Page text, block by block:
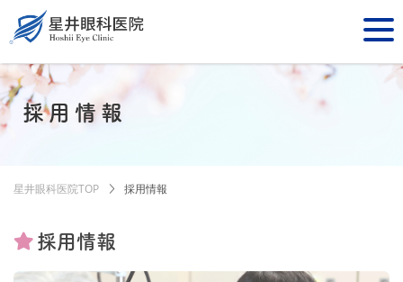
採用情報
星井眼科医院TOP 採用情報
採用情報